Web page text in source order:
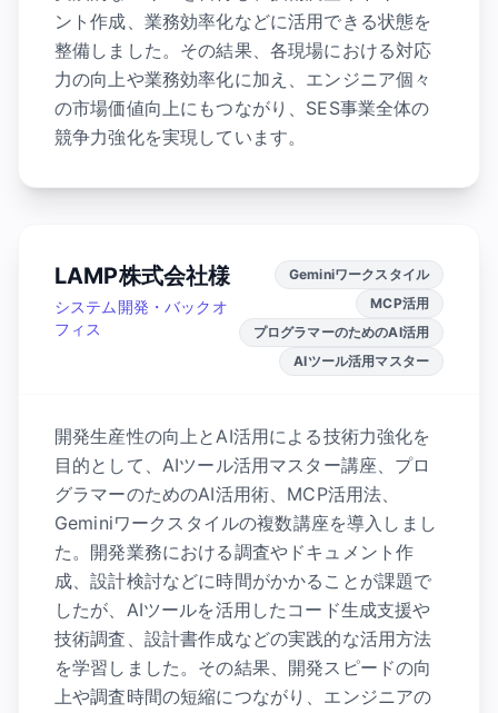
ント作成、業務効率化などに活用できる状態を
整備しました。その結果、各現場における対応
力の向上や業務効率化に加え、エンジニア個々
の市場価値向上にもつながり、SES事業全体の
競争力強化を実現しています。
LAMP株式会社様
システム開発・バックオ
フィス
Geminiワークスタイル
MCP活用
プログラマーのためのAI活用
AIツール活用マスター
開発生産性の向上とAI活用による技術力強化を
目的として、AIツール活用マスター講座、プロ
グラマーのためのAI活用術、MCP活用法、
Geminiワークスタイルの複数講座を導入しまし
た。開発業務における調査やドキュメント作
成、設計検討などに時間がかかることが課題で
したが、AIツールを活用したコード生成支援や
技術調査、設計書作成などの実践的な活用方法
を学習しました。その結果、開発スピードの向
上や調査時間の短縮につながり、エンジニアの